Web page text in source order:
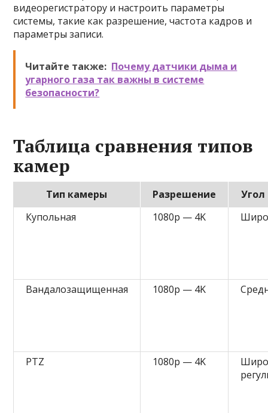
видеорегистратору и настроить параметры
системы, такие как разрешение, частота кадров и
параметры записи.
Читайте также: Почему датчики дыма и
угарного газа так важны в системе
безопасности?
Таблица сравнения типов
камер
Тип камеры Разрешение
Угол
Купольная
1080p — 4K
Вандалозащищенная 1080p — 4K
PTZ 1080p — 4K